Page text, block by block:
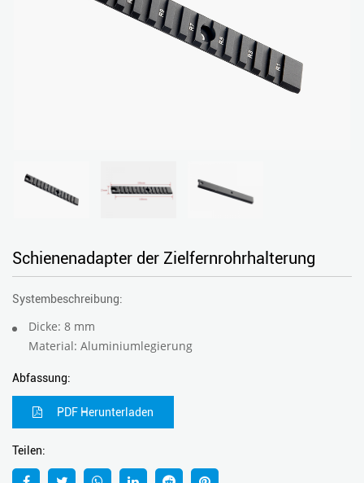
Schienenadapter der Zielfernrohrhalterung
Systembeschreibung:
Dicke: 8 mm
Material: Aluminiumlegierung
Abfassung:
PDF Herunterladen
Teilen: